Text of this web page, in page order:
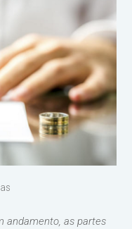
andamento, as partes